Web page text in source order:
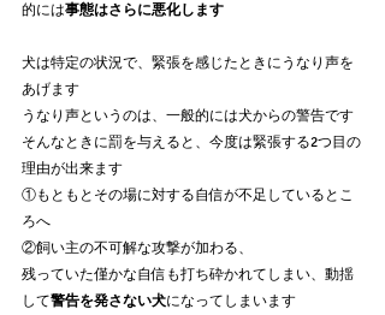
的には事態はさらに悪化します
犬は特定の状況で、緊張を感じたときにうなり声を
あげます
うなり声というのは、一般的には犬からの警告です
そんなときに罰を与えると、今度は緊張する2つ目の
理由が出来ます
①もともとその場に対する自信が不足しているとこ
ろへ
②飼い主の不可解な攻撃が加わる、
残っていた僅かな自信も打ち砕かれてしまい、動揺
して警告を発さない犬になってしまいます